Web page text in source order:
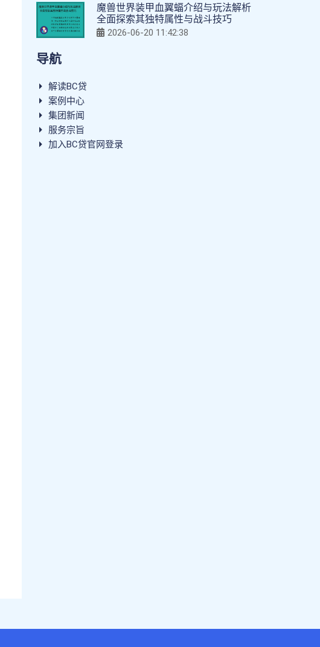
魔兽世界装甲血翼蝠介绍与玩法解析
全面探索其独特属性与战斗技巧
2026-06-20 11:42:38
导航
解读BC贷
案例中心
集团新闻
服务宗旨
加入BC贷官网登录